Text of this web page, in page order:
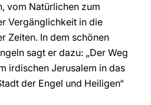
vom Natürlichen zum
Vergänglichkeit in die
Zeiten. In dem schönen
sagt er dazu: „Der Weg
irdischen Jerusalem in das
der Engel und Heiligen“